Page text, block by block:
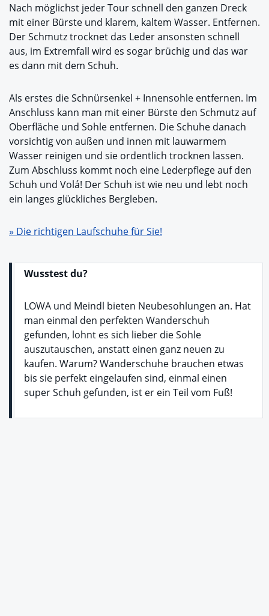
Nach möglichst jeder Tour schnell den ganzen Dreck
mit einer Bürste und klarem, kaltem Wasser. Entfernen.
Der Schmutz trocknet das Leder ansonsten schnell
aus, im Extremfall wird es sogar brüchig und das war
es dann mit dem Schuh.
Als erstes die Schnürsenkel + Innensohle entfernen. Im
Anschluss kann man mit einer Bürste den Schmutz auf
Oberfläche und Sohle entfernen. Die Schuhe danach
vorsichtig von außen und innen mit lauwarmem
Wasser reinigen und sie ordentlich trocknen lassen.
Zum Abschluss kommt noch eine Lederpflege auf den
Schuh und Volá! Der Schuh ist wie neu und lebt noch
ein langes glückliches Bergleben.
» Die richtigen Laufschuhe für Sie!
Wusstest du?
LOWA und Meindl bieten Neubesohlungen an. Hat
man einmal den perfekten Wanderschuh
gefunden, lohnt es sich lieber die Sohle
auszutauschen, anstatt einen ganz neuen zu
kaufen. Warum? Wanderschuhe brauchen etwas
bis sie perfekt eingelaufen sind, einmal einen
super Schuh gefunden, ist er ein Teil vom Fuß!